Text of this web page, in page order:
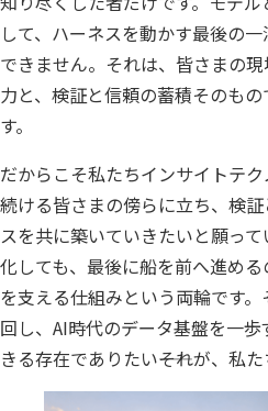
して、ハーネスを動かす最後の一
できません。それは、皆さまの
力と、検証と信頼の蓄積そのも
す。
だからこそ私たちインサイトテ
続ける皆さまの傍らに立ち、検
スを共に築いていきたいと願っ
化しても、最後に船を前へ進め
を支える仕組みという両輪です
回し、AI時代のデータ基盤を一
きる存在でありたい――それが、私